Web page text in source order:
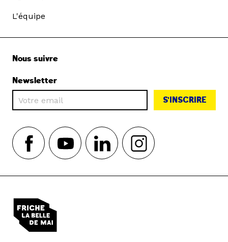
L'équipe
Nous suivre
Newsletter
S'INSCRIRE